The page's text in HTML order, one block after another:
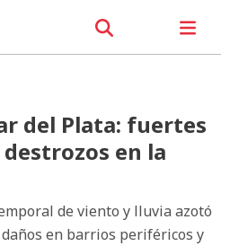
del Plata: fuertes
en la
de viento y lluvia azotó
en barrios periféricos y